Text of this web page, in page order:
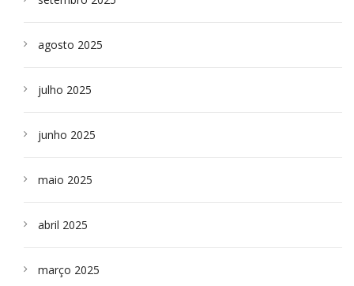
agosto 2025
julho 2025
junho 2025
maio 2025
abril 2025
março 2025